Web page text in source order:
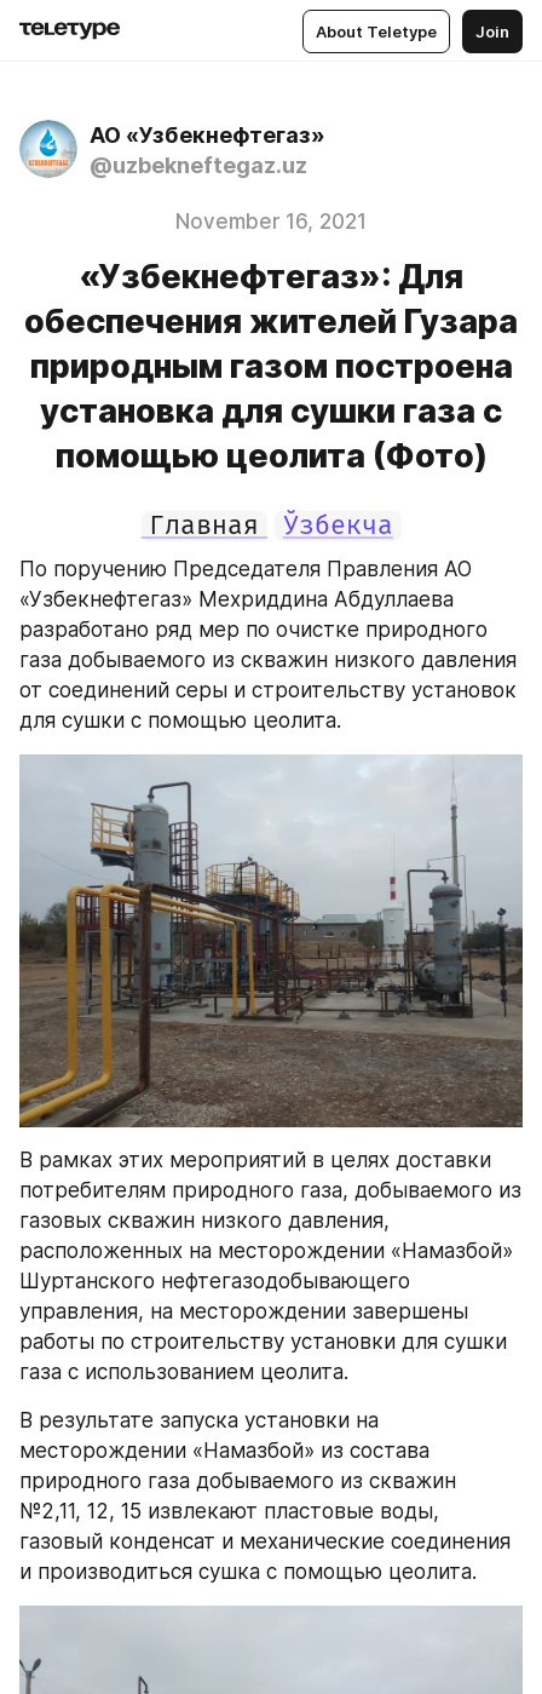
About Teletype Join
АО «Узбекнефтегаз»
@uzbekneftegaz.uz
November 16, 2021
«Узбекнефтегаз»: Для
обеспечения жителей Гузара
природным газом построена
установка для сушки газа с
помощью цеолита (Фото)
Главная Ўзбекча
По поручению Председателя Правления АО
«Узбекнефтегаз» Мехриддина Абдуллаева
разработано ряд мер по очистке природного
газа добываемого из скважин низкого давления
от соединений серы и строительству установок
для сушки с помощью цеолита.
В рамках этих мероприятий в целях доставки
потребителям природного газа, добываемого из
газовых скважин низкого давления,
расположенных на месторождении «Намазбой»
Шуртанского нефтегазодобывающего
управления, на месторождении завершены
работы по строительству установки для сушки
газа с использованием цеолита.
В результате запуска установки на
месторождении «Намазбой» из состава
природного газа добываемого из скважин
№2,11, 12, 15 извлекают пластовые воды,
газовый конденсат и механические соединения
и производиться сушка с помощью цеолита.